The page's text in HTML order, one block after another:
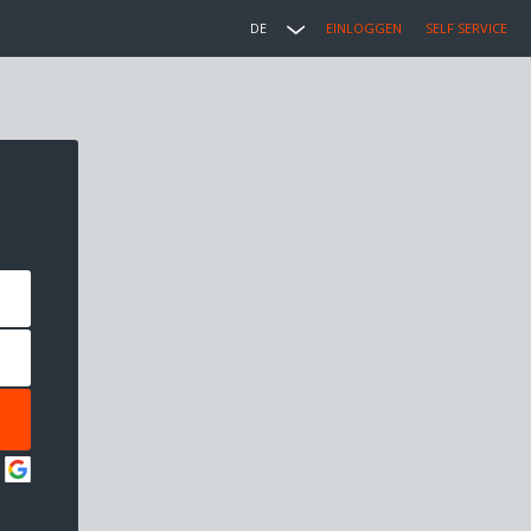
DE EINLOGGEN SELF SERVICE